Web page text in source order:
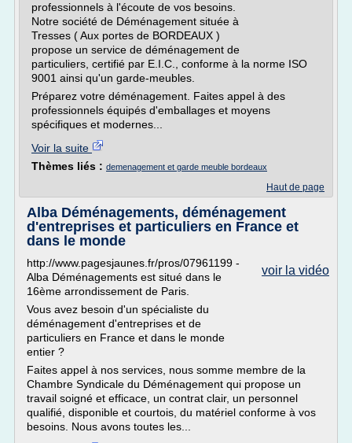
professionnels à l'écoute de vos besoins.
Notre société de Déménagement située à
Tresses ( Aux portes de BORDEAUX )
propose un service de déménagement de
particuliers, certifié par E.I.C., conforme à la norme ISO
9001 ainsi qu'un garde-meubles.
Préparez votre déménagement. Faites appel à des
professionnels équipés d'emballages et moyens
spécifiques et modernes...
Voir la suite
Thèmes liés : demenagement et garde meuble bordeaux
Haut de page
Alba Déménagements, déménagement
d'entreprises et particuliers en France et
dans le monde
voir la vidéo
http://www.pagesjaunes.fr/pros/07961199 -
Alba Déménagements est situé dans le
16ème arrondissement de Paris.
Vous avez besoin d'un spécialiste du
déménagement d'entreprises et de
particuliers en France et dans le monde
entier ?
Faites appel à nos services, nous somme membre de la
Chambre Syndicale du Déménagement qui propose un
travail soigné et efficace, un contrat clair, un personnel
qualifié, disponible et courtois, du matériel conforme à vos
besoins. Nous avons toutes les...